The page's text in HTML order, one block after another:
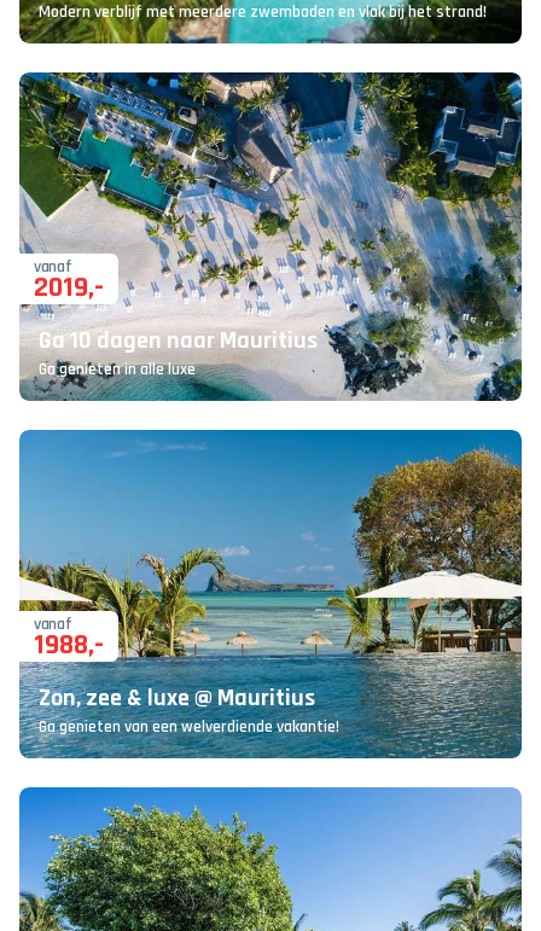
Modern verblijf met meerdere zwembaden en vlak bij het strand!
vanaf
2019,-
Ga 10 dagen naar Mauritius
Ga genieten in alle luxe
vanaf
1988,-
Zon, zee & luxe @ Mauritius
Ga genieten van een welverdiende vakantie!